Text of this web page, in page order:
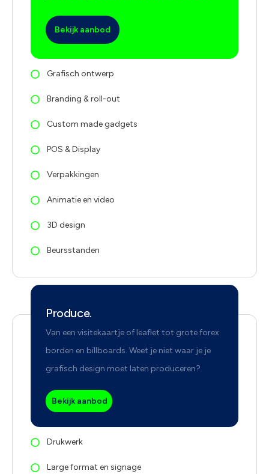
Bekijk aanbod
Grafisch ontwerp
Branding & roll-out
Custom made gadgets
POS & Display
Verpakkingen
Animatie en video
3D design
Beursstanden
Produce.
Van een visitekaartje of leaflet tot grote forex
borden en billboards. Weet je niet waar je je
grafisch design moet laten produceren?
Bekijk aanbod
Drukwerk
Large format en signage